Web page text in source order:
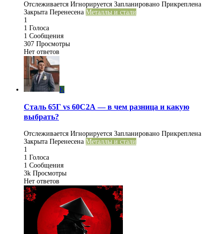
Отслеживается Игнорируется Запланировано Прикреплена
Закрыта Перенесена Металлы и стали
1
1 Голоса
1 Сообщения
307 Просмотры
Нет ответов
K
Сталь 65Г vs 60С2А — в чем разница и какую
выбрать?
Отслеживается Игнорируется Запланировано Прикреплена
Закрыта Перенесена Металлы и стали
1
1 Голоса
1 Сообщения
3k Просмотры
Нет ответов